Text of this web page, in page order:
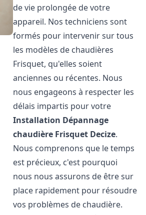
de vie prolongée de votre
appareil. Nos techniciens sont
formés pour intervenir sur tous
les modèles de chaudières
Frisquet, qu'elles soient
anciennes ou récentes. Nous
nous engageons à respecter les
délais impartis pour votre
Installation Dépannage
chaudière Frisquet Decize.
Nous comprenons que le temps
est précieux, c'est pourquoi
nous nous assurons de être sur
place rapidement pour résoudre
vos problèmes de chaudière.